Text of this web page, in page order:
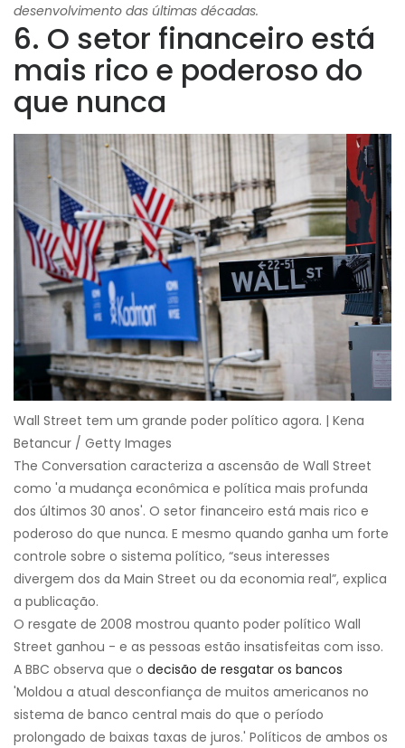
desenvolvimento das últimas décadas.
6. O setor financeiro está
mais rico e poderoso do
que nunca
Wall Street tem um grande poder político agora. | Kena
Betancur / Getty Images
The Conversation caracteriza a ascensão de Wall Street
como 'a mudança econômica e política mais profunda
dos últimos 30 anos'. O setor financeiro está mais rico e
poderoso do que nunca. E mesmo quando ganha um forte
controle sobre o sistema político, “seus interesses
divergem dos da Main Street ou da economia real”, explica
a publicação.
O resgate de 2008 mostrou quanto poder político Wall
Street ganhou - e as pessoas estão insatisfeitas com isso.
A BBC observa que o decisão de resgatar os bancos
'Moldou a atual desconfiança de muitos americanos no
sistema de banco central mais do que o período
prolongado de baixas taxas de juros.' Políticos de ambos os